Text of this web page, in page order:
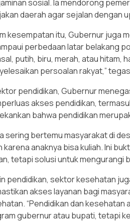
sosial. Ia mendorong
daerah agar sejalan dengan
kesempatan itu, Gubernur juga
perbedaan latar belakang
putih, biru, merah, atau hitam,
persoalan rakyat,”
pendidikan, Gubernur
akses pendidikan,
bahwa pendidikan
sering bertemu masyarakat di
karena anaknya bisa kuliah. Ini
tetapi solusi untuk mengurangi
pendidikan, sektor kesehatan
akses layanan bagi
“Pendidikan dan kesehatan
gubernur atau bupati, tetapi